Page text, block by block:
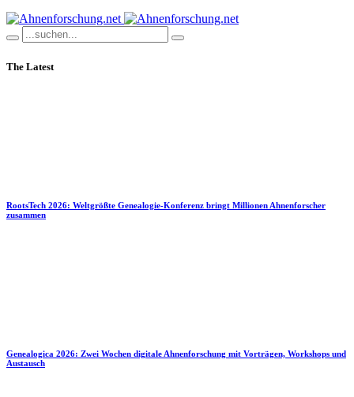
The Latest
RootsTech 2026: Weltgrößte Genealogie-Konferenz bringt Millionen Ahnenforscher
zusammen
Genealogica 2026: Zwei Wochen digitale Ahnenforschung mit Vorträgen, Workshops und
Austausch